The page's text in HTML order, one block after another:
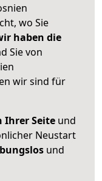
wo Sie
haben die
Sie von
wir sind für
Ihrer Seite und
Neustart
und